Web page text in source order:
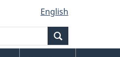
English